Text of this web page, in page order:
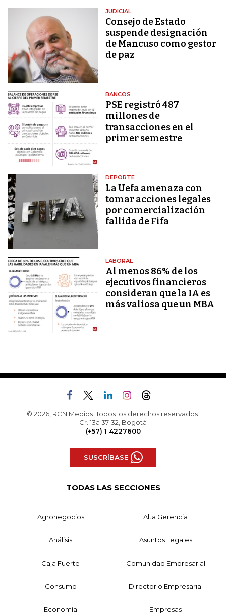
JUDICIAL
Consejo de Estado
suspende designación
de Mancuso como gestor
de paz
BANCOS
PSE registró 487
millones de
transacciones en el
primer semestre
DEPORTE
La Uefa amenaza con
tomar acciones legales
por comercialización
fallida de Fifa
LABORAL
Al menos 86% de los
ejecutivos financieros
consideran que la IA es
más valiosa que un MBA
© 2026, RCN Medios. Todos los derechos reservados.
Cr. 13a 37-32, Bogotá
(+57) 1 4227600
SUSCRÍBASE
TODAS LAS SECCIONES
Agronegocios Alta Gerencia
Análisis Asuntos Legales
Caja Fuerte Comunidad Empresarial
Consumo Directorio Empresarial
Economía Empresas